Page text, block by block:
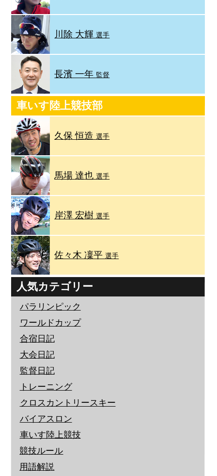
川除 大輝選手
長濱 一年 監督
車いす陸上競技部
久保 恒造選手
馬場 達也選手
岸澤 宏樹選手
佐々木 凜平選手
人気カテゴリー
パラリンピック
ワールドカップ
合宿日記
大会日記
監督日記
トレーニング
クロスカントリースキー
バイアスロン
車いす陸上競技
競技ルール
用語解説